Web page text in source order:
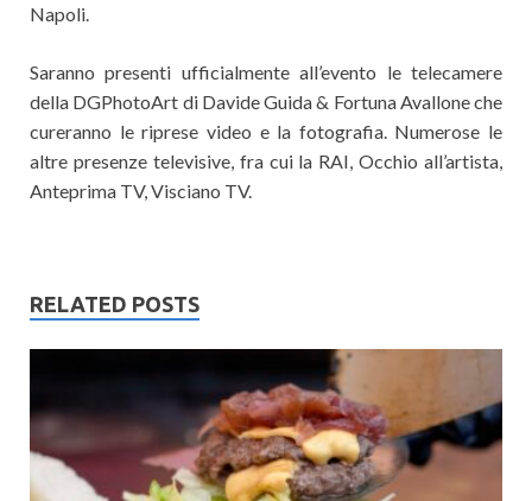
Napoli.
Saranno presenti ufficialmente all’evento le telecamere
della DGPhotoArt di Davide Guida & Fortuna Avallone che
cureranno le riprese video e la fotografia. Numerose le
altre presenze televisive, fra cui la RAI, Occhio all’artista,
Anteprima TV, Visciano TV.
RELATED POSTS